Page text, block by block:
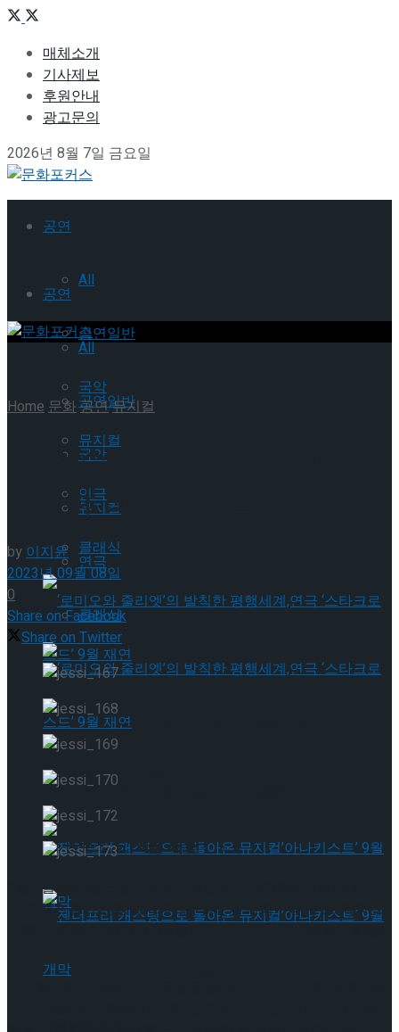
매체소개
기사제보
후원안내
광고문의
2026년 8월 7일 금요일
공연
All
공연일반
국악
뮤지컬
연극
클래식
‘로미오와 줄리엣’의 발칙한 평행세계,연극 ‘스
타크로스드’ 9월 재연
젠더프리 캐스팅으로 돌아온 뮤지컬’아나키스
공연
All
공연일반
국악
뮤지컬
연극
클래식
‘로미오와 줄리엣’의 발칙한 평행세계,연극 ‘스
타크로스드’ 9월 재연
Home문화공연뮤지컬
[현장스케치] 고상호-임찬민-
최우리, 고국으로 돌아가자
by이지윤
2023년 09월 08일
0
Share on Facebook
Share on Twitter
9월 7일 목요일 드림아트센터 3관에서 뮤지컬 <제시의 일기>
의 프레스콜이 진행됐다. 이날 제시 역의 최우리, 우조 역의 고
상호, 선화 역의 임찬민이 <돌아가자> 넘버에 맞춰 열연을 펼